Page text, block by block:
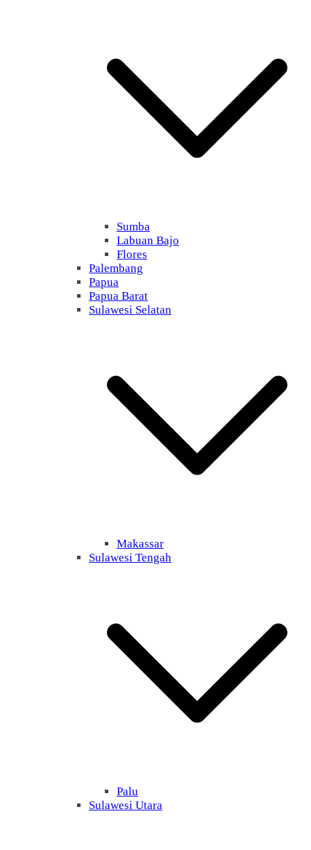
Sumba
Labuan Bajo
Flores
Palembang
Papua
Papua Barat
Sulawesi Selatan
Makassar
Sulawesi Tengah
Palu
Sulawesi Utara